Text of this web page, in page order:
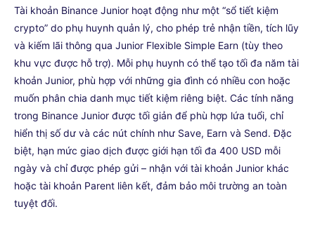
Tài khoản Binance Junior hoạt động như một “sổ tiết kiệm
crypto” do phụ huynh quản lý, cho phép trẻ nhận tiền, tích lũy
và kiếm lãi thông qua Junior Flexible Simple Earn (tùy theo
khu vực được hỗ trợ). Mỗi phụ huynh có thể tạo tối đa năm tài
khoản Junior, phù hợp với những gia đình có nhiều con hoặc
muốn phân chia danh mục tiết kiệm riêng biệt. Các tính năng
trong Binance Junior được tối giản để phù hợp lứa tuổi, chỉ
hiển thị số dư và các nút chính như Save, Earn và Send. Đặc
biệt, hạn mức giao dịch được giới hạn tối đa 400 USD mỗi
ngày và chỉ được phép gửi – nhận với tài khoản Junior khác
hoặc tài khoản Parent liên kết, đảm bảo môi trường an toàn
tuyệt đối.